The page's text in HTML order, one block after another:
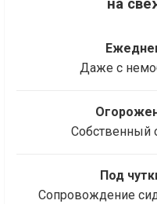
на
Даже с
Собственный
Под
Сопровождение